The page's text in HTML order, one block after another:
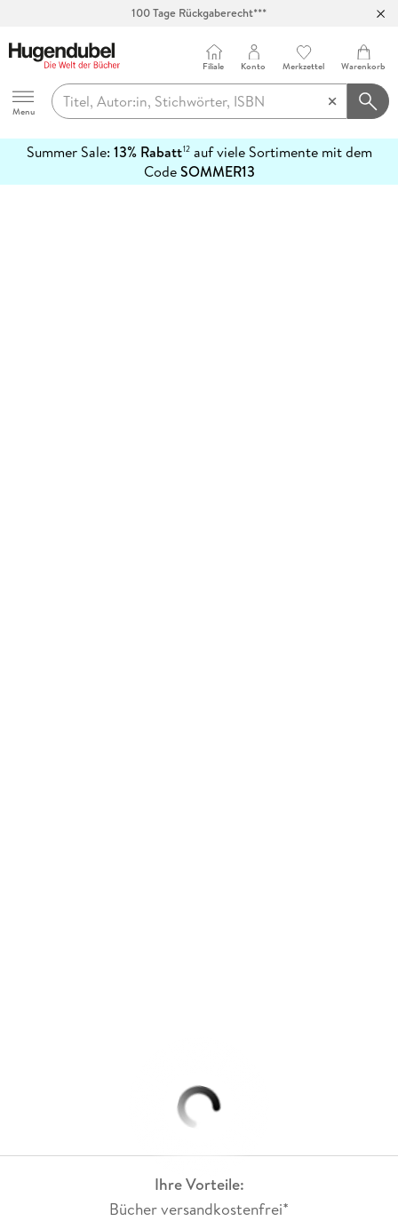
100 Tage Rückgaberecht***
Hugendubel
Menu
Filiale Konto Merkzettel Warenkorb
Summer Sale: 13% Rabatt12auf viele Sortimente mit dem
CodeSOMMER13
erfahren
Ihre Vorteile:
Bücher versandkostenfrei*